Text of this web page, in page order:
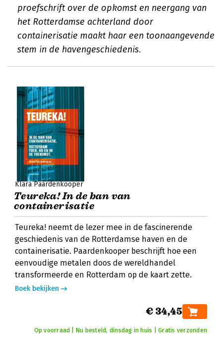
proefschrift over de opkomst en neergang van
het Rotterdamse achterland door
containerisatie maakt haar een toonaangevende
stem in de havengeschiedenis.
Klara Paardenkooper
Teureka! In de ban van
containerisatie
Teureka! neemt de lezer mee in de fascinerende
geschiedenis van de Rotterdamse haven en de
containerisatie. Paardenkooper beschrijft hoe een
eenvoudige metalen doos de wereldhandel
transformeerde en Rotterdam op de kaart zette.
Boek bekijken
€ 34,45
Op voorraad | Nu besteld, dinsdag in huis | Gratis verzonden